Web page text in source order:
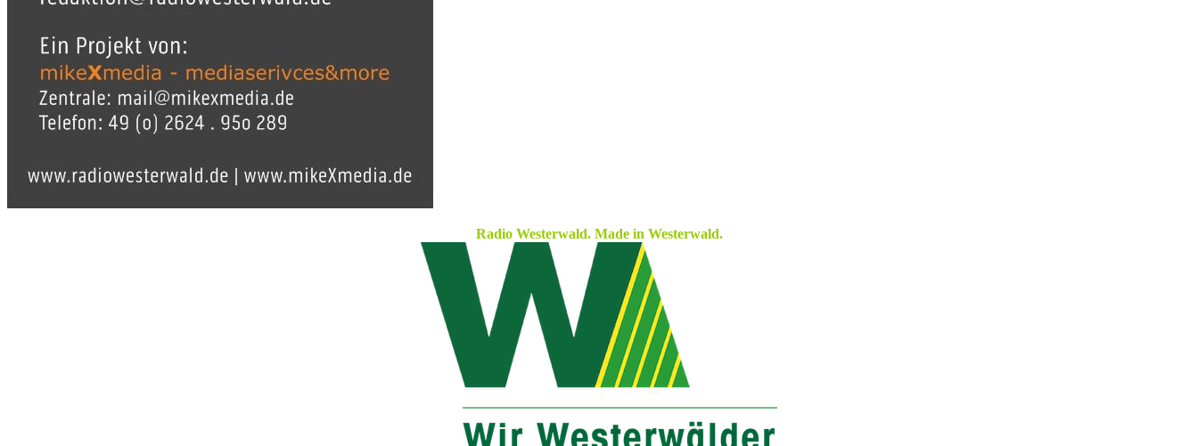
Radio Westerwald. Made in Westerwald.